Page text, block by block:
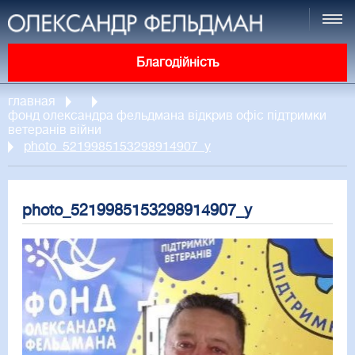
Благодійність
главная
фонд олександра фельдмана відкрив офіс підтримки
ветеранів війни
photo_5219985153298914907_y
photo_5219985153298914907_y